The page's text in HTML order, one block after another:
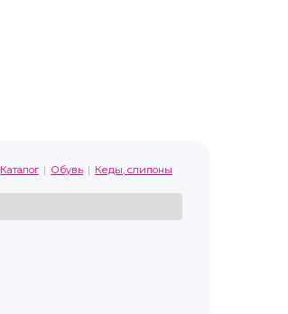
Каталог Обувь Кеды, слипоны